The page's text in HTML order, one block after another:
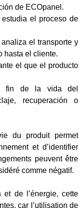
de ECOpanel.
estudia el proceso de
el transporte y
hasta el cliente.
el que el producto
fin de la vida del
recuperación o
du produit permet
et d’identifier
peuvent être
comme négatif.
de l’énergie, cette
car l’utilisation de